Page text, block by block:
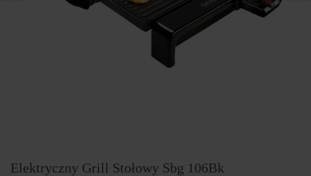
Elektryczny Grill Stołowy Sbg 106Bk